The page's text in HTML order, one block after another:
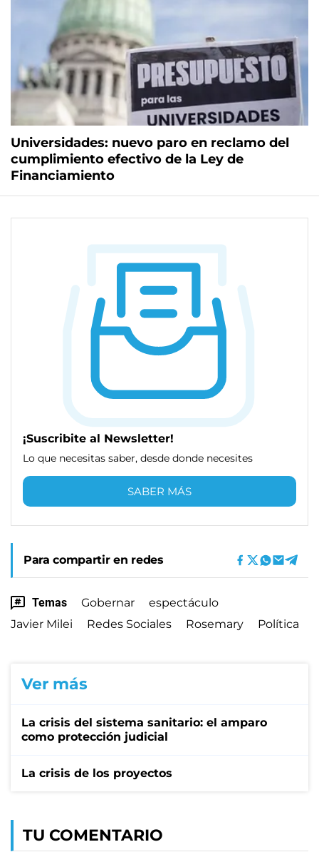
Universidades: nuevo paro en reclamo del
cumplimiento efectivo de la Ley de
Financiamiento
¡Suscribite al Newsletter!
Lo que necesitas saber, desde donde necesites
SABER MÁS
Para compartir en redes
Temas Gobernar
espectáculo
Javier Milei
Redes Sociales Rosemary Política
Ver más
La crisis del sistema sanitario: el amparo
como protección judicial
La crisis de los proyectos
TU COMENTARIO